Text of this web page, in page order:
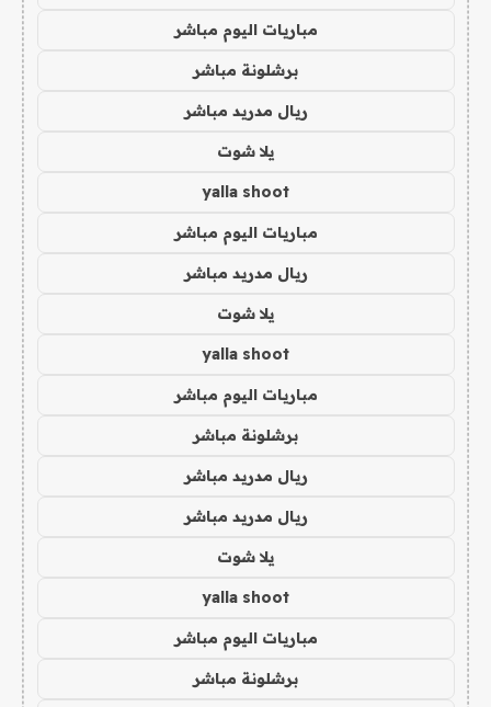
مباريات اليوم مباشر
برشلونة مباشر
ريال مدريد مباشر
يلا شوت
yalla shoot
مباريات اليوم مباشر
ريال مدريد مباشر
يلا شوت
yalla shoot
مباريات اليوم مباشر
برشلونة مباشر
ريال مدريد مباشر
ريال مدريد مباشر
يلا شوت
yalla shoot
مباريات اليوم مباشر
برشلونة مباشر